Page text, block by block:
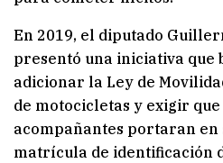
En 2019, el diputado
presentó una iniciativa que
adicionar la Ley de
de motocicletas y exigir
acompañantes portaran en
matrícula de identificación